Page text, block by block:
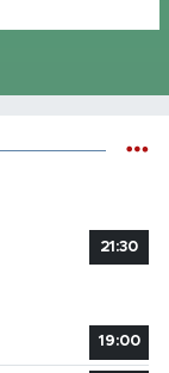
21:30
19:00